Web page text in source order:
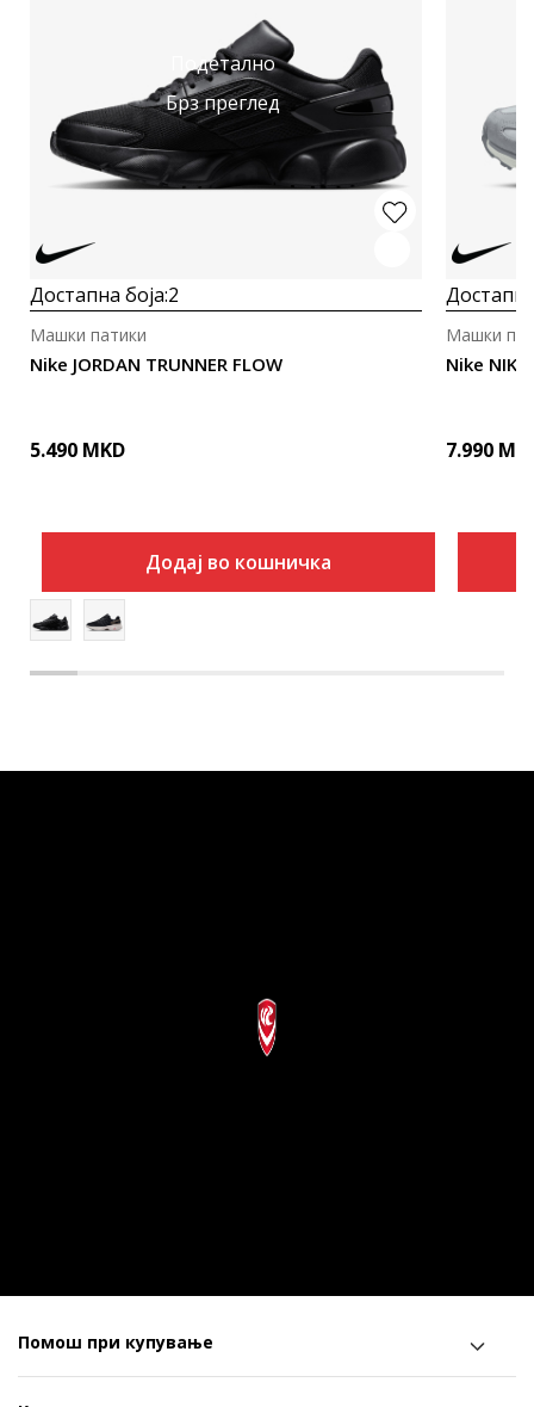
Подетално
Брз преглед
Достапна боја:2
Nike JORDAN TRUNNER FLOW
Машки патики
5.490 MKD
Додај во кошничка
Nike NIKE
Машки
7.990
Помош при купување